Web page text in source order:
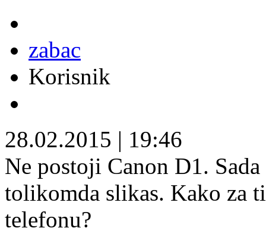
zabac
Korisnik
28.02.2015 | 19:46
Ne postoji Canon D1.
tolikomda slikas. Kako za
telefonu?